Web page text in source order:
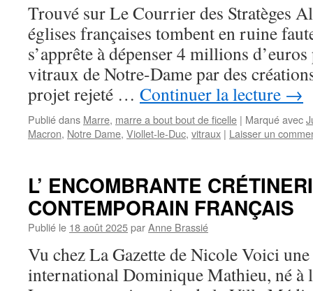
Trouvé sur Le Courrier des Stratèges
églises françaises tombent en ruine
s’apprête à dépenser 4 millions
vitraux de Notre-Dame par des
projet rejeté … Continuer la lecture →
Publié dans Marre, marre a bout bout de ficelle | Marqué avec
Macron, Notre Dame, Viollet-le-Duc, vitraux | Laisser un
L’ ENCOMBRANTE
CONTEMPORAIN FRANÇAIS
Publié le 18 août 2025parAnne Brassié
Vu chez La Gazette de Nicole Voici
international Dominique Mathieu, né à